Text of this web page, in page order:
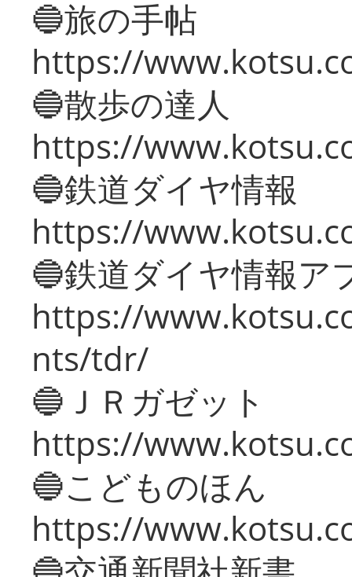
🔵旅の手帖
https://
🔵散歩の達人
https://
🔵鉄道ダイヤ情報
https://
🔵鉄道ダイヤ情報ア
https://
nts/tdr/
🔵ＪＲガゼット
https://
🔵こどものほん
https://